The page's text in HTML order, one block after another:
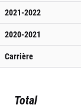
2021-2022
2020-2021
Carrière
Total